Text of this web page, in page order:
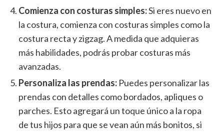
Comienza con costuras simples:Si eres nuevo en
la costura, comienza con costuras simples como la
costura recta y zigzag. A medida que adquieras
más habilidades, podrás probar costuras más
avanzadas.
Personaliza las prendas: Puedes personalizar las
prendas con detalles como bordados, apliques o
parches. Esto agregará un toque único a la ropa
de tus hijos para que se vean aún más bonitos, si